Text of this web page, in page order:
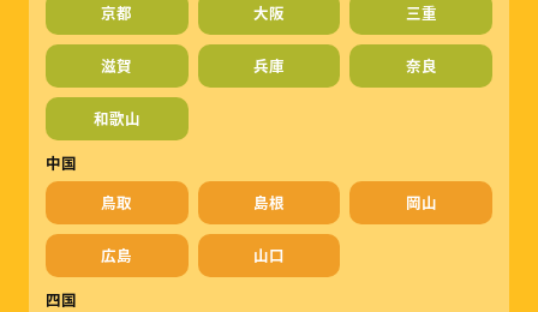
京都
大阪 三重
滋賀 兵庫 奈良
和歌山
中国
鳥取
島根 岡山
広島
山口
四国